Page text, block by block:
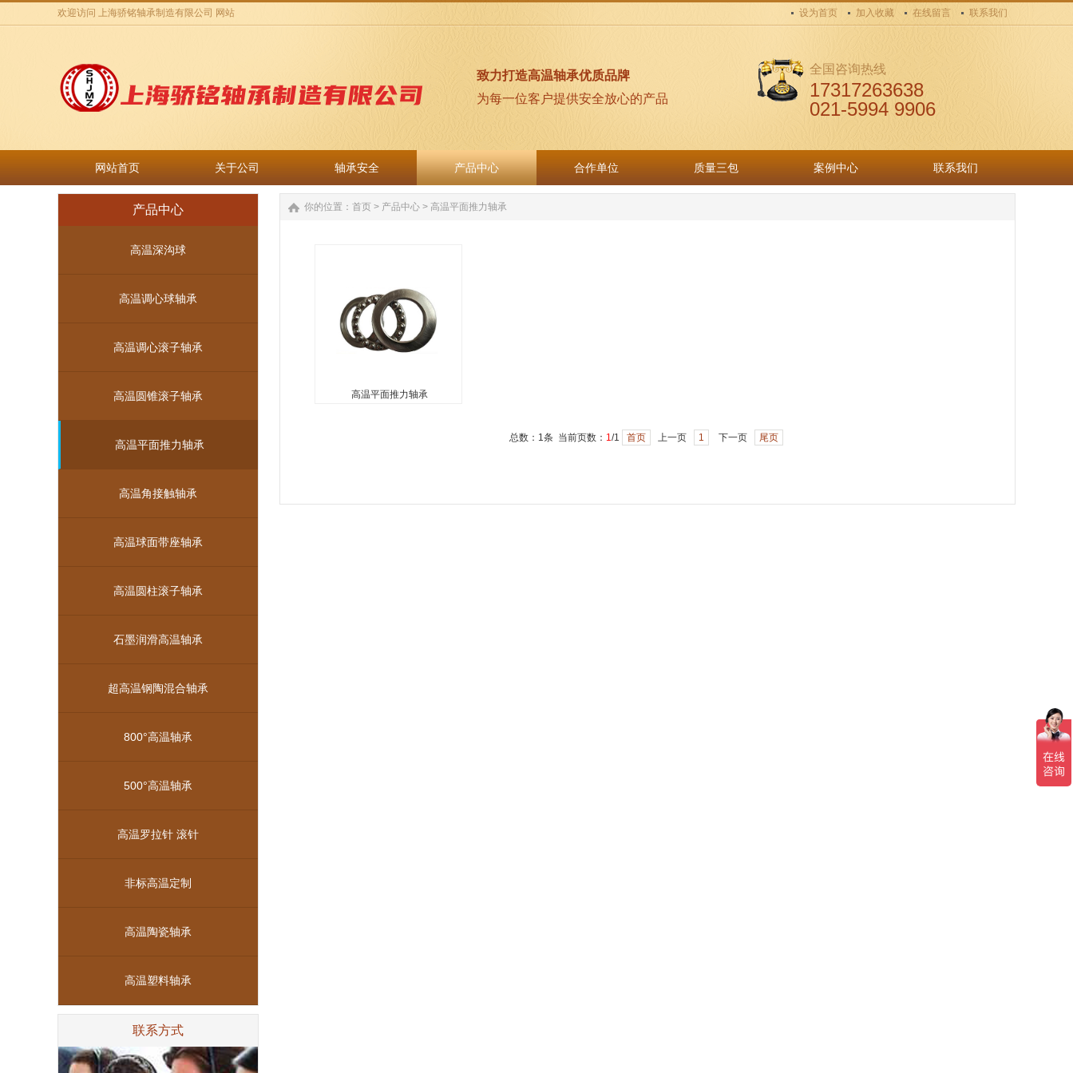
欢迎访问 上海骄铭轴承制造有限公司 网站 设为首页 加入收藏 在线留言 联系我们
致力打造高温轴承优质品牌
为每一位客户提供安全放心的产品
全国咨询热线
17317263638
021-5994 9906
网站首页 关于公司 轴承安全 产品中心 合作单位 质量三包 案例中心 联系我们
产品中心
高温深沟球
高温调心球轴承
高温调心滚子轴承
高温圆锥滚子轴承
高温平面推力轴承
高温角接触轴承
高温球面带座轴承
高温圆柱滚子轴承
石墨润滑高温轴承
超高温钢陶混合轴承
800°高温轴承
500°高温轴承
高温罗拉针 滚针
非标高温定制
高温陶瓷轴承
高温塑料轴承
联系方式
你的位置： 首页 > 产品中心 > 高温平面推力轴承
高温平面推力轴承
总数：1条 当前页数： 1/1 首页 上一页 1 下一页 尾页